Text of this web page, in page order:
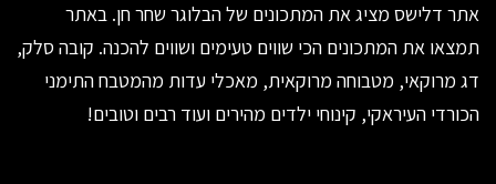
אתר דלישס מציג את המתכונים של הבלוגר שחר חן. באתר
תמצאו את המתכונים הכי שווים טעימים ושווים להכנה. קובה סלק,
דג מרוקאי, מטבוחה מרוקאית, מאכלי עדות מהמטבח התימני
הכורדי העיראקי, קינוחי ילדים מהירים ועוד רבים וטובים!